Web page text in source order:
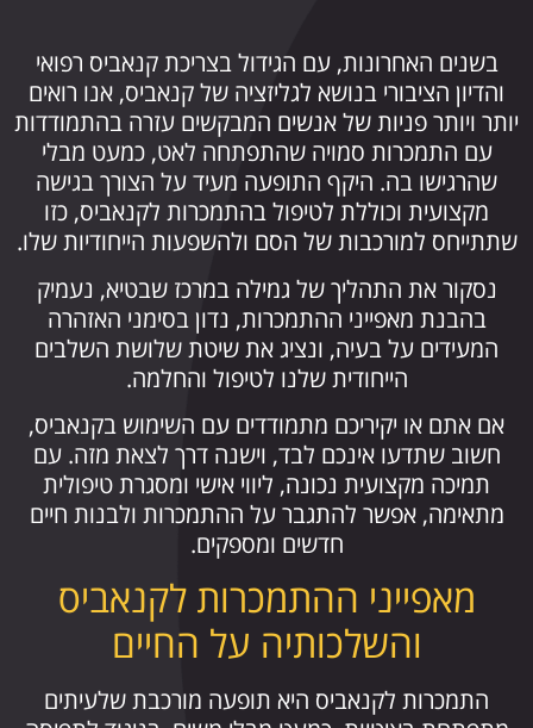
בשנים האחרונות, עם הגידול בצריכת קנאביס רפואי
והדיון הציבורי בנושא לגליזציה של קנאביס, אנו רואים
יותר ויותר פניות של אנשים המבקשים עזרה בהתמודדות
עם התמכרות סמויה שהתפתחה לאט, כמעט מבלי
שהרגישו בה. היקף התופעה מעיד על הצורך בגישה
מקצועית וכוללת לטיפול בהתמכרות לקנאביס, כזו
שתתייחס למורכבות של הסם ולהשפעות הייחודיות שלו.
נסקור את התהליך של גמילה במרכז שבטיא, נעמיק
בהבנת מאפייני ההתמכרות, נדון בסימני האזהרה
המעידים על בעיה, ונציג את שיטת שלושת השלבים
הייחודית שלנו לטיפול והחלמה.
אם אתם או יקיריכם מתמודדים עם השימוש בקנאביס,
חשוב שתדעו אינכם לבד, וישנה דרך לצאת מזה. עם
תמיכה מקצועית נכונה, ליווי אישי ומסגרת טיפולית
מתאימה, אפשר להתגבר על ההתמכרות ולבנות חיים
חדשים ומספקים.
מאפייני ההתמכרות לקנאביס
והשלכותיה על החיים
התמכרות לקנאביס היא תופעה מורכבת שלעיתים